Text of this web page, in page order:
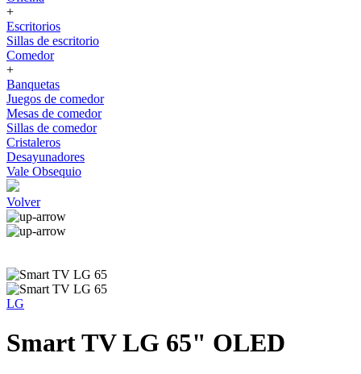
+
Escritorios
Sillas de escritorio
Comedor
+
Banquetas
Juegos de comedor
Mesas de comedor
Sillas de comedor
Cristaleros
Desayunadores
Vale Obsequio
Volver
LG
Smart TV LG 65" OLED